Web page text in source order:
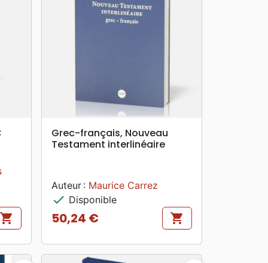
shopping_cart
search APERÇU RAPIDE
Grec-français, Nouveau
Testament interlinéaire
Auteur : Maurice Carrez
check Disponible
Prix
50,24 € shopping_cart